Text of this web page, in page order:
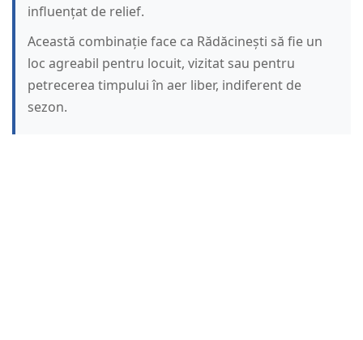
influențat de relief.
Această combinație face ca Rădăcinești să fie un
loc agreabil pentru locuit, vizitat sau pentru
petrecerea timpului în aer liber, indiferent de
sezon.